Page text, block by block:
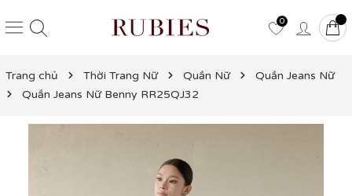
0
Trang chủ Thời Trang Nữ Quần Nữ
Quần Jeans Nữ
Quần Jeans Nữ Benny RR25QJ32